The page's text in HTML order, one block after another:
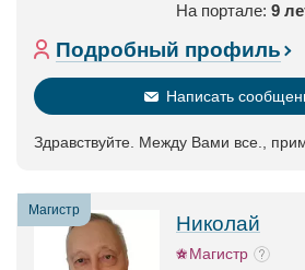
На портале: 9
Подробный профиль
Написать
Здравствуйте. Между Вами все.,
Магистр
Николай
Магистр